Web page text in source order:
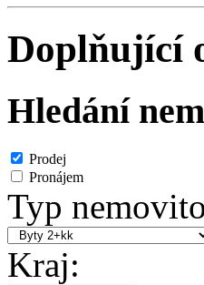
Doplňující
Hledání
Prodej
Pronájem
Typ
Kraj: